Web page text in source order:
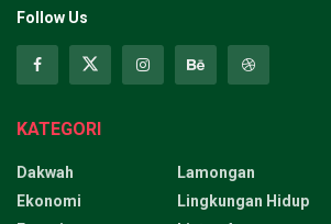
Follow Us
KATEGORI
Dakwah
Ekonomi
Lamongan
Lingkungan Hidup